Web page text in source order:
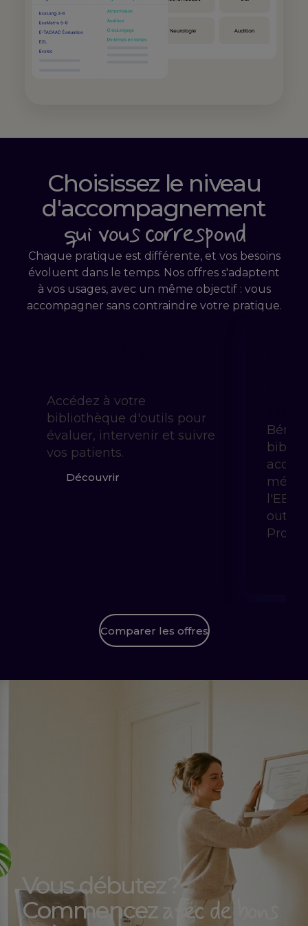
Choisissez le niveau
d'accompagnement
qui vous correspond
Chaque pratique est différente, et vos besoins
évoluent dans le temps. Nos offres s'adaptent
à vos usages, avec un même objectif : vous
accompagner sans contraindre votre pratique.
Accédez à votre
bibliothèque d'outils pour
évaluer, intervenir et suivre
vos patients.
Découvrir
l'EBP
outils
Comparer les offres
Vous débutez ?
Commencez
avec de bons